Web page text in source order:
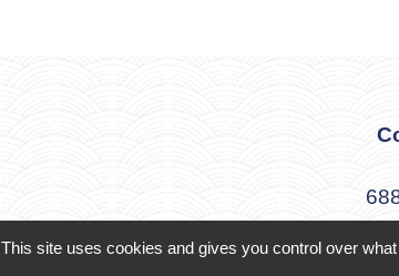
This site uses cookies and gives you control over